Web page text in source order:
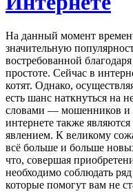
На данный момент
значительную
востребованной
простоте. Сейчас в
котят. Однако,
есть шанс наткнуться на
словами — мошенников и
интернете также
явлением. К великому
всё больше и больше
что, совершая
необходимо соблюдать
которые помогут вам не